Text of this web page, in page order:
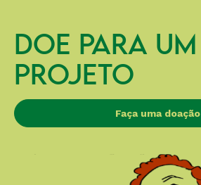
DOE PARA UM
PROJETO
Faça uma doação